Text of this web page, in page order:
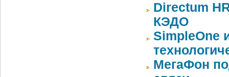
Directum
КЭДО
SimpleOne
МегаФон